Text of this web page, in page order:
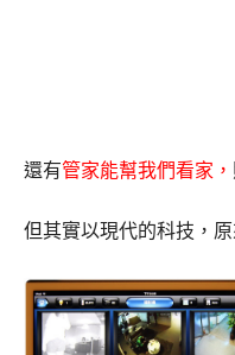
還有管家能幫我們看家，
但其實以現代的科技，